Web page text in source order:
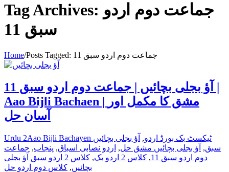
Tag Archives: جماعت دوم اردو
سبق 11
Home/Posts Tagged: جماعت دوم اردو سبق 11
آؤ بجلی بچائیں | جماعت دوم اردو سبق 11 |
Aao Bijli Bachaen | مشق کا مکمل اور
آسان حل
Urdu 2 Aao Bijli Bachayen ٹیکسٹ بک بورڈ اردو, آؤ بجلی بچائیں
سبق, آؤ بجلی بچائیں مشق حل, اردو نصابی اسباق, پنجاب, جماعت
دوم اردو سبق 11
, کلاس 2 اردو بک ,
کلاس 2 اردو سبق آؤ بجلی
بچائیں, کلاس دوم اردو حل